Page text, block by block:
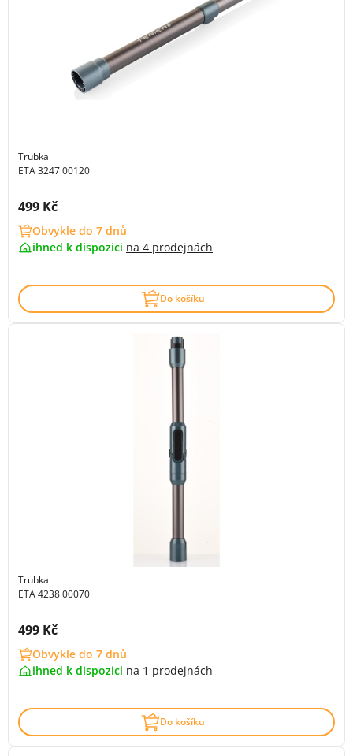
Trubka
ETA 3247 00120
Cena s DPH:
499 Kč
Obvykle do 7 dnů
ihned k dispozici na 4 prodejnách
Do košíku
Trubka
ETA 4238 00070
Cena s DPH:
499 Kč
Obvykle do 7 dnů
ihned k dispozici na 1 prodejnách
Do košíku